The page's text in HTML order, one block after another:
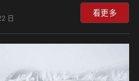
Mobile Power Pack e:電池模組，
式幫車輛補充能源，但何時會成為產車
現在推出了一款換電的MEV-Van概
式電池，也跟中國車廠的車輛換電不太
日
看更多